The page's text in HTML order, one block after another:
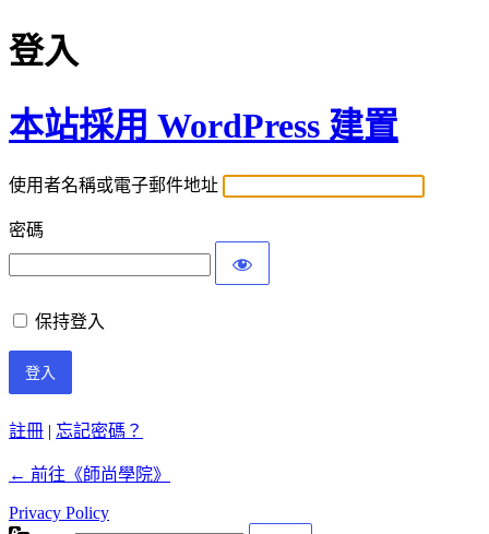
登入
本站採用 WordPress 建置
使用者名稱或電子郵件地址
密碼
保持登入
註冊 | 忘記密碼？
← 前往《師尚學院》
Privacy Policy